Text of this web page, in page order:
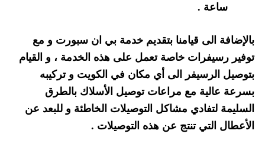
ساعة .
بالإضافة الى قيامنا بتقديم خدمة بي ان سبورت و مع
توفير رسيفرات خاصة تعمل على هذه الخدمة ، و القيام
بتوصيل الرسيفر الى أي مكان في الكويت و تركيبه
بسرعة عالية مع مراعات توصيل الأسلاك بالطرق
السليمة لتفادي مشاكل التوصيلات الخاطئة و للبعد عن
الأعطال التي تنتج عن هذه التوصيلات .